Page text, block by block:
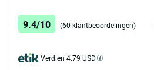
9.4/10 (60 klantbeoordelingen)
Verdien 4.79 USD